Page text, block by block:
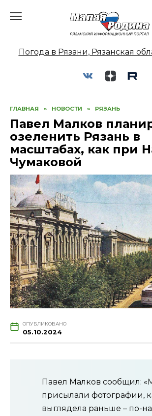
Погода в Рязани, Рязанская
ГЛАВНАЯ » НОВОСТИ » РЯЗАНЬ
Павел Малков
озеленить Рязань в
масштабах, как при
Чумаковой
ОПУБЛИКОВАНО
05.10.2024
Павел Малков сообщил:
присылали фотографии,
выглядела раньше – по-